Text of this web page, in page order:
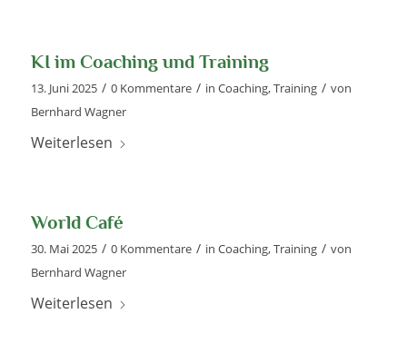
KI im Coaching und Training
13. Juni 2025 / 0 Kommentare / in Coaching,Training / von
Bernhard Wagner
Weiterlesen
World Café
30. Mai 2025 / 0 Kommentare / in Coaching,Training / von
Bernhard Wagner
Weiterlesen